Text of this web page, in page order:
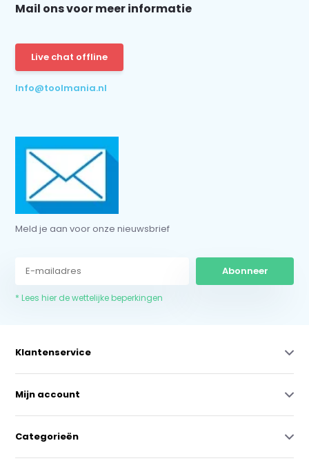
Mail ons voor meer informatie
Live chat offline
Info@toolmania.nl
Meld je aan voor onze nieuwsbrief
Abonneer
* Lees hier de wettelijke beperkingen
Klantenservice
Mijn account
Categorieën